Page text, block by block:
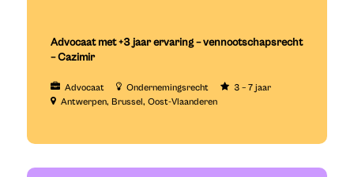
Advocaat met +3 jaar ervaring – vennootschapsrecht
– Cazimir
Advocaat Ondernemingsrecht
3 – 7 jaar
Antwerpen
Brussel Oost-Vlaanderen